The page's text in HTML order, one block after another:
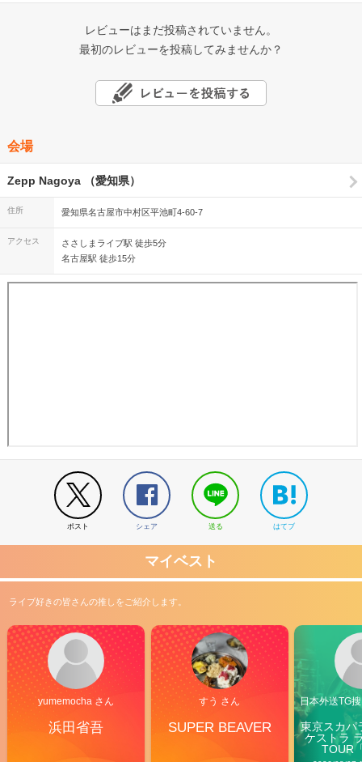
レビューはまだ投稿されていません。
最初のレビューを投稿してみませんか？
会場
Zepp Nagoya （愛知県）
住所 愛知県名古屋市中村区平池町4-60-7
アクセス
ささしまライブ駅 徒歩5分
名古屋駅 徒歩15分
ポスト シェア 送る はてブ
マイベスト
ライブ好きの皆さんの推しをご紹介します。
yumemocha さん
浜田省吾
すう さん
SUPER BEAVER
日本外送TG
東京スカパ
ケストラ
TOUR